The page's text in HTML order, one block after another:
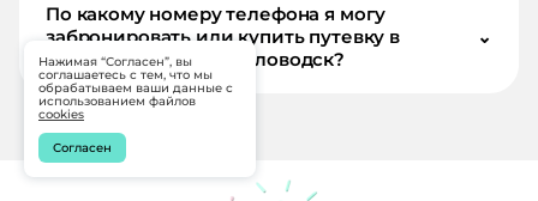
По какому номеру телефона я могу
забронировать или купить путевку в
Санаторий Элита Кисловодск?
⌄
Нажимая “Согласен”, вы
соглашаетесь с тем, что мы
обрабатываем ваши данные с
использованием файлов
cookies
Согласен